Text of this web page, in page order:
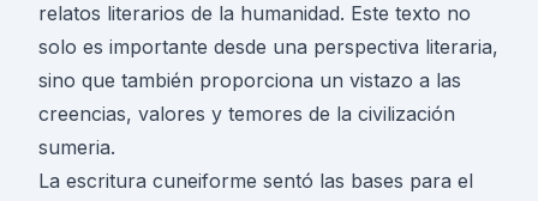
relatos literarios de la humanidad. Este texto no
solo es importante desde una perspectiva literaria,
sino que también proporciona un vistazo a las
creencias, valores y temores de la civilización
sumeria.
La escritura cuneiforme sentó las bases para el